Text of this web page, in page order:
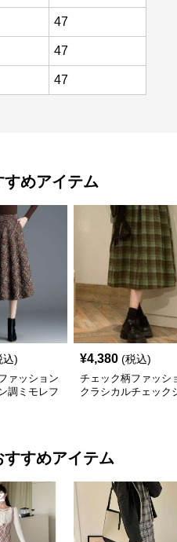
47
47
47
すめアイテム
込)
ァッション
調ミモレフ
¥4,380 (税込)
チェック柄ファッシ
クラシカルチェック
すすめアイテム